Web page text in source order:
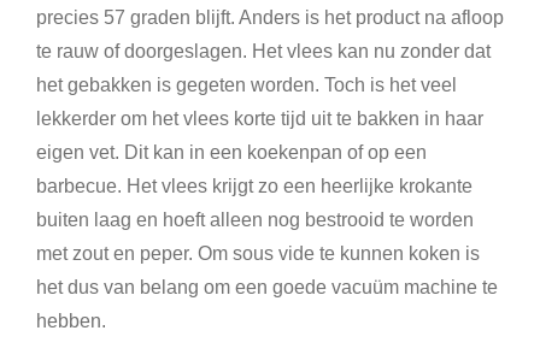
precies 57 graden blijft. Anders is het product na afloop
te rauw of doorgeslagen. Het vlees kan nu zonder dat
het gebakken is gegeten worden. Toch is het veel
lekkerder om het vlees korte tijd uit te bakken in haar
eigen vet. Dit kan in een koekenpan of op een
barbecue. Het vlees krijgt zo een heerlijke krokante
buiten laag en hoeft alleen nog bestrooid te worden
met zout en peper. Om sous vide te kunnen koken is
het dus van belang om een goede vacuüm machine te
hebben.